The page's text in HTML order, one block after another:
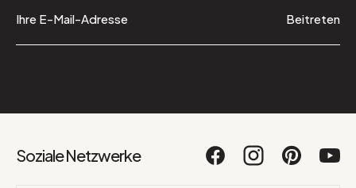
Beitreten
Soziale Netzwerke